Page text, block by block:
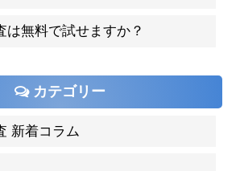
は無料で試せますか？
カテゴリー
新着コラム